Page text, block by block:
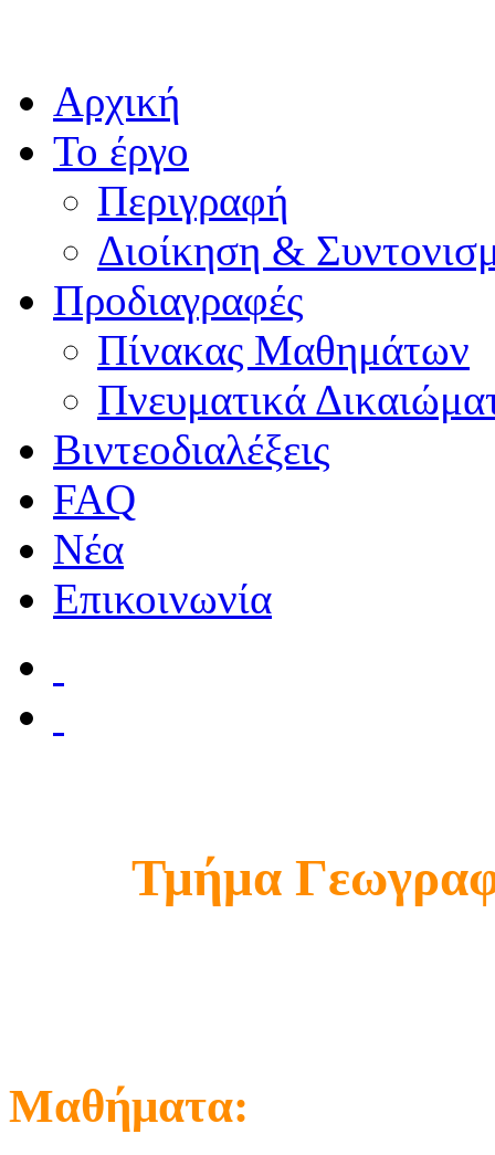
Αρχική
Το έργο
Περιγραφή
Διοίκηση &
Προδιαγραφές
Πίνακας Μαθημάτων
Πνευματικά
Βιντεοδιαλέξεις
FAQ
Νέα
Επικοινωνία
Τμήμα
Μαθήματα: